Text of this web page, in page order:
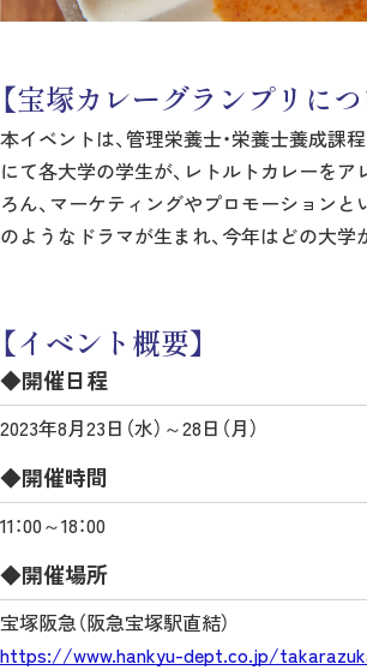
【宝塚カレーグランプリにつ
本イベントは、管理栄養士・栄養士養成
にて各大学の学生が、レトルトカレーを
ろん、マーケティングやプロモーション
のようなドラマが生まれ、今年はどの大学
【イベント概要】
◆開催日程
2023年8月23日（水）～28日（月）
◆開催時間
11：00～18：00
◆開催場所
宝塚阪急（阪急宝塚駅直結）
https://www.hankyu-dept.co.jp/